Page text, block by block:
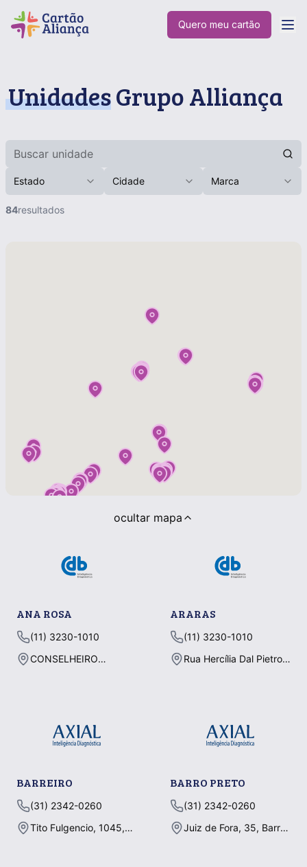
Quero meu cartão
UnidadesGrupo Alliança
Estado Cidade Marca
84resultados
ocultar mapa
ANA ROSA
(11) 3230-1010
CONSELHEIRO
ARARAS
(11) 3230-1010
Rua Hercília Dal Pietro,
BARREIRO
(31) 2342-0260
Tito Fulgencio, 1045,
BARRO PRETO
(31) 2342-0260
Juiz de Fora, 35, Barro